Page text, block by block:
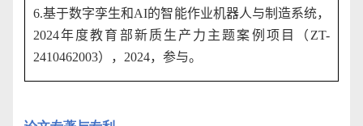
6.基于数字孪生和AI的智能作业机器人与制造系统，
2024年度教育部新质生产力主题案例项目（ ZT-
2410462003）， 2024，参与。